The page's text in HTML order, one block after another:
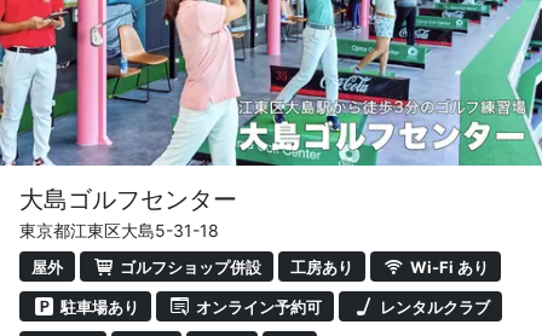
大島ゴルフセンター
東京都江東区大島5-31-18
屋外 ゴルフショップ併設 工房あり Wi-Fi あり
駐車場あり オンライン予約可 レンタルクラブ